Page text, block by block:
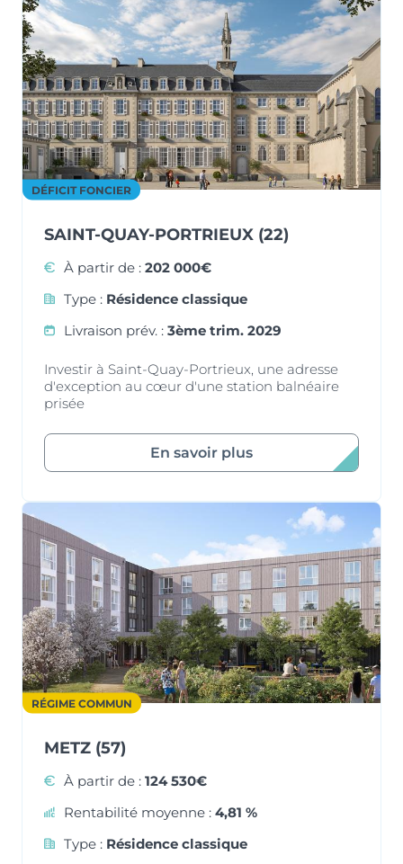
DÉFICIT FONCIER
SAINT-QUAY-PORTRIEUX (22)
À partir de : 202 000€
Type : Résidence classique
Livraison prév. : 3ème trim. 2029
Investir à Saint-Quay-Portrieux, une adresse
d'exception au cœur d'une station balnéaire
prisée
En savoir plus
RÉGIME COMMUN
METZ (57)
À partir de : 124 530€
Rentabilité moyenne : 4,81 %
Type : Résidence classique